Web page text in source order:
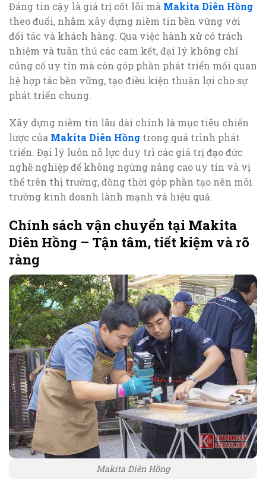
Đáng tin cậy là giá trị cốt lõi mà Makita Diên Hồng
theo đuổi, nhằm xây dựng niềm tin bền vững với
đối tác và khách hàng. Qua việc hành xử có trách
nhiệm và tuân thủ các cam kết, đại lý không chỉ
củng cố uy tín mà còn góp phần phát triển mối quan
hệ hợp tác bền vững, tạo điều kiện thuận lợi cho sự
phát triển chung.
Xây dựng niềm tin lâu dài chính là mục tiêu chiến
lược của Makita Diên Hồng trong quá trình phát
triển. Đại lý luôn nỗ lực duy trì các giá trị đạo đức
nghề nghiệp để không ngừng nâng cao uy tín và vị
thế trên thị trường, đồng thời góp phần tạo nên môi
trường kinh doanh lành mạnh và hiệu quả.
Chính sách vận chuyển tại Makita
Diên Hồng – Tận tâm, tiết kiệm và rõ
ràng
Makita Diên Hồng